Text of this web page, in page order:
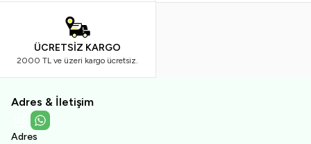
ÜCRETSİZ KARGO
2000 TL ve üzeri kargo ücretsiz.
Adres & İletişim
Adres
Instagram
WhatsApp